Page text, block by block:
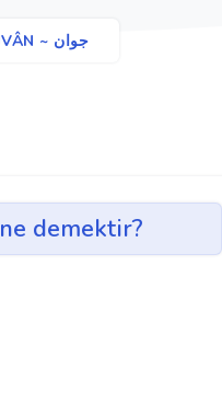
CÜVÂN ~ جوان
cüvân ~ جوان ne demektir?